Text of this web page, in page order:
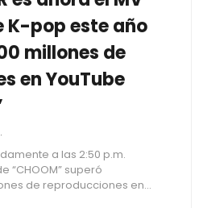
K-pop este año
millones de
en YouTube
a las 2:50 p.m.
“CHOOM” superó
de reproducciones en...